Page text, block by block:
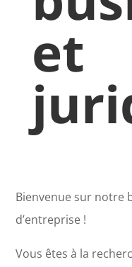
et
Bienvenue sur notre
d’entreprise !
Vous êtes à la